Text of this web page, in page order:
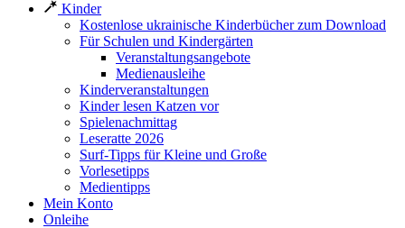
Kinder
Kostenlose ukrainische Kinderbücher zum Download
Für Schulen und Kindergärten
Veranstaltungsangebote
Medienausleihe
Kinderveranstaltungen
Kinder lesen Katzen vor
Spielenachmittag
Leseratte 2026
Surf-Tipps für Kleine und Große
Vorlesetipps
Medientipps
Mein Konto
Onleihe